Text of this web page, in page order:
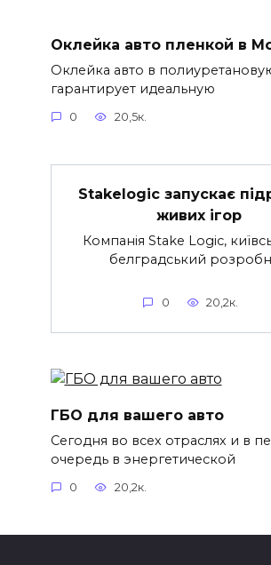
Оклейка авто пленкой в
Оклейка авто в
гарантирует идеальную
0 20,5к.
Stakelogic запускає
живих ігор
Компанія Stake Logic,
белградський
0 20,2к.
ГБО для вашего авто
Сегодня во всех отраслях и в
очередь в энергетической
0 20,2к.